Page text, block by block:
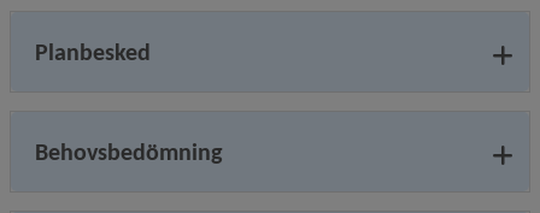
Planbesked
Behovsbedömning